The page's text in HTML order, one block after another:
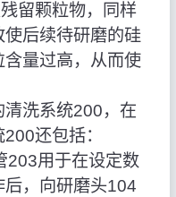
留颗粒物，同样
后续待研磨的硅
量过高，从而使
洗系统200，在
还包括：
203用于在设定数
，向研磨头104